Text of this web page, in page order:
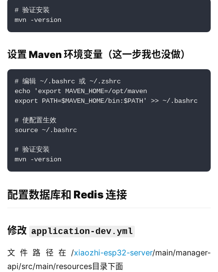
# 验证安装
mvn -version
设置 Maven 环境变量（这一步我也没做）
# 编辑 ~/.bashrc 或 ~/.zshrc
echo 'export MAVEN_HOME=/opt/maven
export PATH=$MAVEN_HOME/bin:$PATH' >> ~/.bashrc
# 使配置生效
source ~/.bashrc
# 验证安装
mvn -version
配置数据库和 Redis 连接
修改 application-dev.yml
文件路径在/xiaozhi-esp32-server/main/manager-
api/src/main/resources目录下面